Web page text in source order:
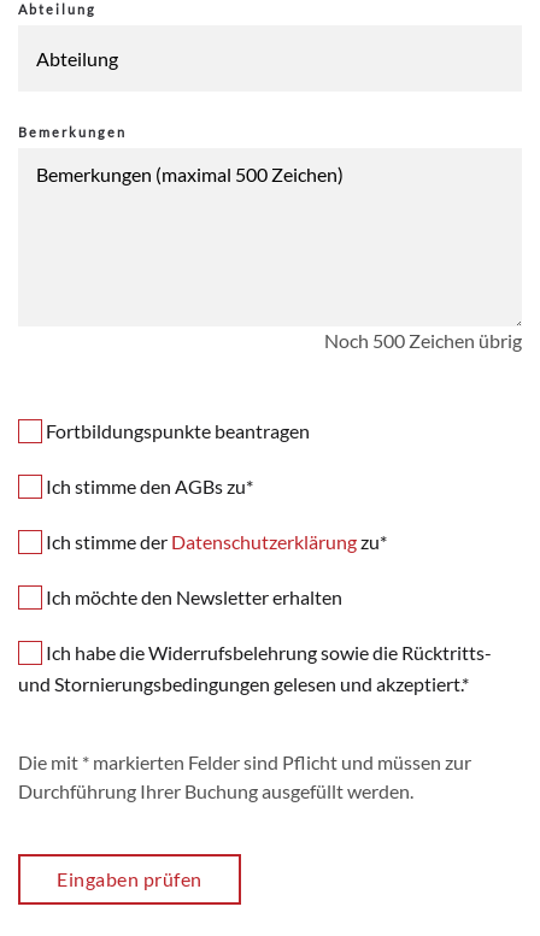
Abteilung
Bemerkungen
Noch 500 Zeichen übrig
Fortbildungspunkte beantragen
Ich stimme den AGBs zu*
Ich stimme der Datenschutzerklärungzu*
Ich möchte den Newsletter erhalten
Ich habe die Widerrufsbelehrung sowie die Rücktritts-
und Stornierungsbedingungen gelesen und akzeptiert.*
Die mit * markierten Felder sind Pflicht und müssen zur
Durchführung Ihrer Buchung ausgefüllt werden.
Eingaben prüfen